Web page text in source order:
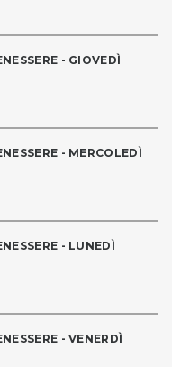
- GIOVEDÌ
- MERCOLEDÌ
- LUNEDÌ
- VENERDÌ